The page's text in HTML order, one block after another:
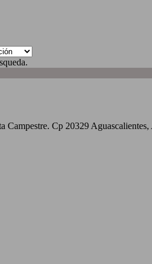
Campestre. Cp 20329 Aguascalientes,